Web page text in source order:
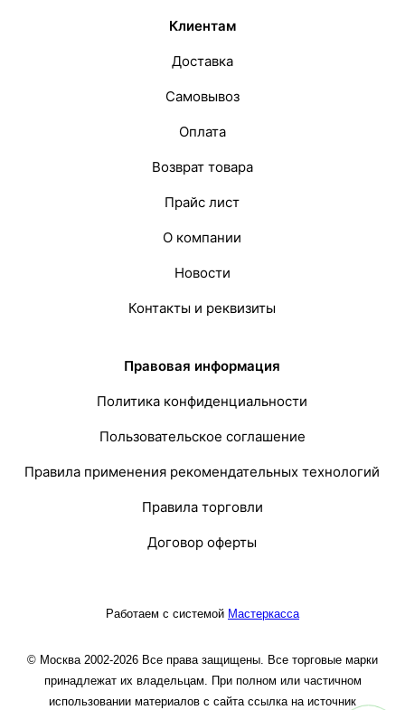
Клиентам
Доставка
Самовывоз
Оплата
Возврат товара
Прайс лист
О компании
Новости
Контакты и реквизиты
Правовая информация
Политика конфиденциальности
Пользовательское соглашение
Правила применения рекомендательных технологий
Правила торговли
Договор оферты
Работаем с системой Мастеркасса
© Москва 2002-2026 Все права защищены. Все торговые марки
принадлежат их владельцам. При полном или частичном
использовании материалов с сайта ссылка на источник